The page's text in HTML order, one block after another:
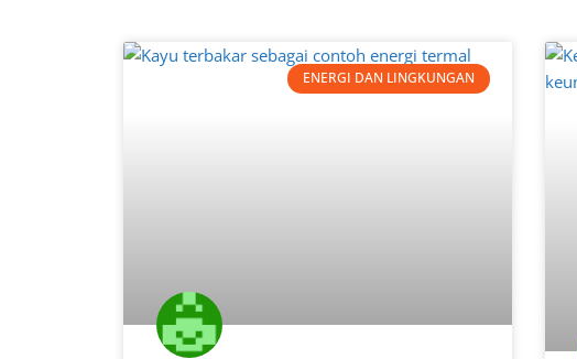
ENERGI DAN LINGKUNGAN